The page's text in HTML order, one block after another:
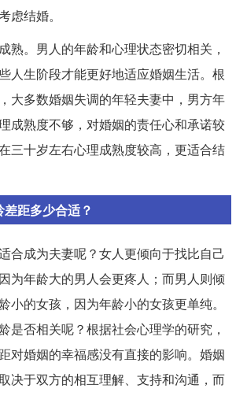
虑结婚。
熟。男人的年龄和心理状态密切相关，
人生阶段才能更好地适应婚姻生活。根
大多数婚姻失调的年轻夫妻中，男方年
成熟度不够，对婚姻的责任心和承诺较
三十岁左右心理成熟度较高，更适合结
距多少合适？
合成为夫妻呢？女人更倾向于找比自己
为年龄大的男人会更疼人；而男人则倾
小的女孩，因为年龄小的女孩更单纯。
是否相关呢？根据社会心理学的研究，
对婚姻的幸福感没有直接的影响。婚姻
决于双方的相互理解、支持和沟通，而